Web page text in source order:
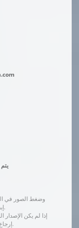
إبطاء فتح الصور في المتصفح.
إذا لم يكن
إرجاع الإصدار الأصلي دون أي معالجة.